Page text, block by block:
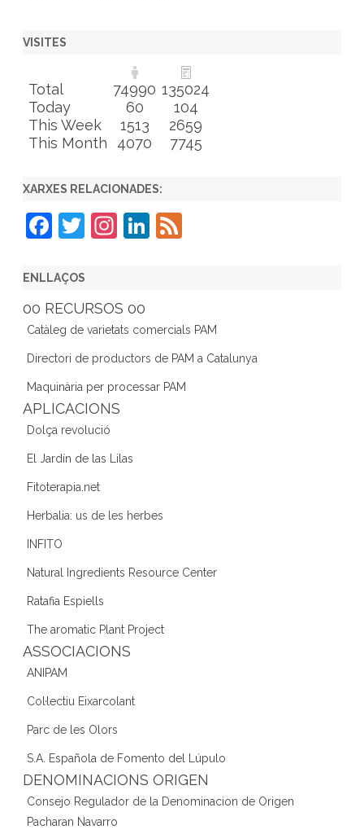
VISITES
Total 74990 135024
Today
60
104
This Week
1513
2659
This Month
4070 7745
XARXES RELACIONADES:
F
c
e
b
o
o
k
T
er
In
gr
a
m
Li
dI
n
ENLLAÇOS
00 RECURSOS 00
Catàleg de varietats comercials PAM
Directori de productors de PAM a Catalunya
Maquinària per processar PAM
APLICACIONS
Dolça revolució
El Jardín de las Lilas
Fitoterapia.net
Herbalia: us de les herbes
INFITO
Natural Ingredients Resource Center
Ratafia Espiells
The aromatic Plant Project
ASSOCIACIONS
ANIPAM
Col·lectiu Eixarcolant
Parc de les Olors
S.A. Española de Fomento del Lúpulo
DENOMINACIONS ORIGEN
Consejo Regulador de la Denominacion de Origen
Pacharan Navarro